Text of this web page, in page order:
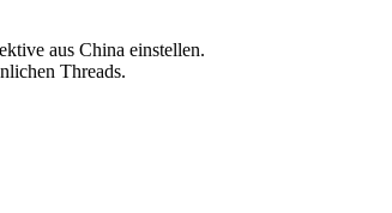
aus China einstellen.
Threads.